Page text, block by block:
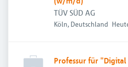
TÜV SÜD AG
Köln, Deutschland
Professur für "Digital